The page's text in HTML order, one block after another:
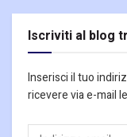
Iscriviti al blog
Inserisci il tuo
ricevere via e-mail
Indirizzo